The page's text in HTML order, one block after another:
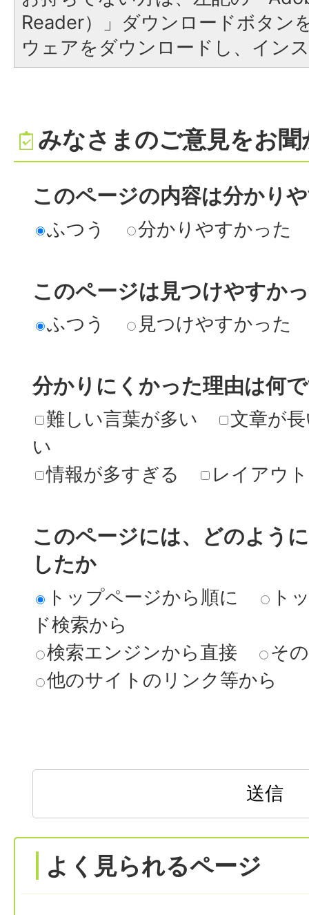
Reader）」ダウンロードボタン
ウェアをダウンロードし、イン
みなさまのご意見をお
このページの内容は分かり
ふつう 分かりやすかった
このページは見つけやすか
ふつう 見つけやすかった
分かりにくかった理由は何
難しい言葉が多い
文章が
い
情報が多すぎる
レイアウ
このページには、どのよう
したか
トップページから順に
ト
ド検索から
検索エンジンから直接
そ
他のサイトのリンク等から
よく見られるページ